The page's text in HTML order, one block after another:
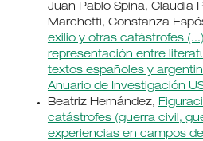
Juan Pablo Spina, Claudia
Marchetti, Constanza
exilio y otras catástrofes
representación entre
textos españoles y
Anuario de Investigación
Beatriz Hernández,
catástrofes (guerra civil,
experiencias en campos